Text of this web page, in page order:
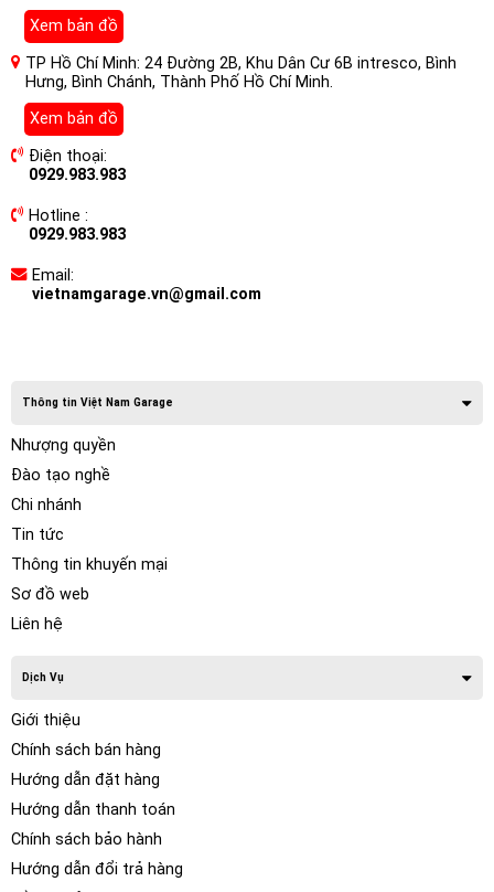
Xem bản đồ
TP Hồ Chí Minh: 24 Đường 2B, Khu Dân Cư 6B intresco, Bình
Hưng, Bình Chánh, Thành Phố Hồ Chí Minh.
Xem bản đồ
Điện thoại:
0929.983.983
Hotline :
0929.983.983
Email:
vietnamgarage.vn@gmail.com
Thông tin Việt Nam Garage
Nhượng quyền
Đào tạo nghề
Chi nhánh
Tin tức
Thông tin khuyến mại
Sơ đồ web
Liên hệ
Dịch Vụ
Giới thiệu
Chính sách bán hàng
Hướng dẫn đặt hàng
Hướng dẫn thanh toán
Chính sách bảo hành
Hướng dẫn đổi trả hàng